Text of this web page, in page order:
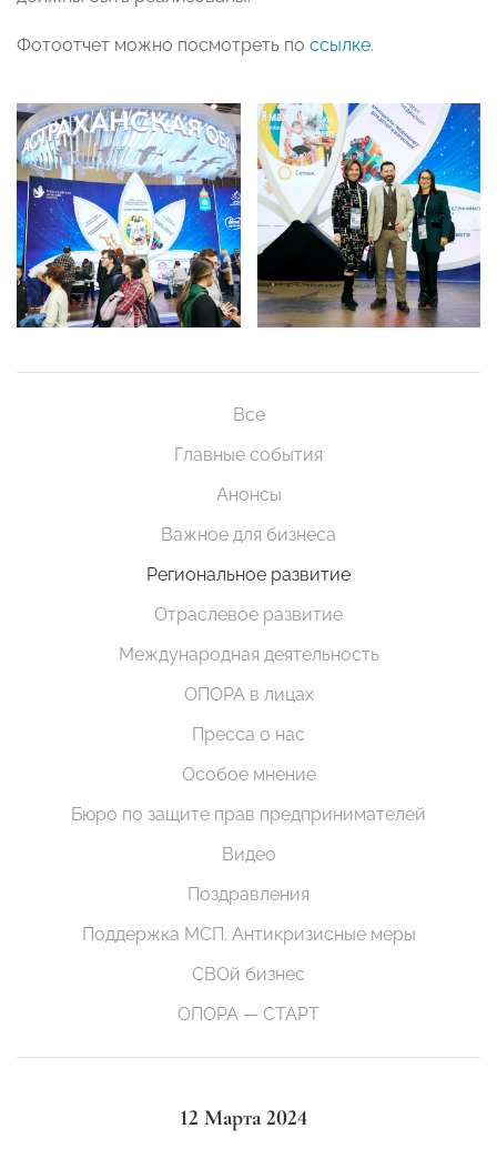
Фотоотчет можно посмотреть по ссылке.
Все
Главные события
Анонсы
Важное для бизнеса
Региональное развитие
Отраслевое развитие
Международная деятельность
ОПОРА в лицах
Пресса о нас
Особое мнение
Бюро по защите прав предпринимателей
Видео
Поздравления
Поддержка МСП. Антикризисные меры
СВОй бизнес
ОПОРА — СТАРТ
12 Марта 2024